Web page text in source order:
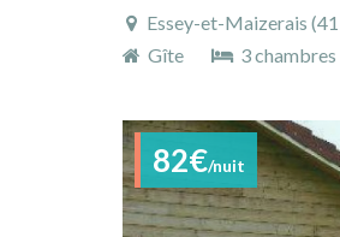
Essey-et-Maizerais
Gîte
3 chambres
82€/nuit